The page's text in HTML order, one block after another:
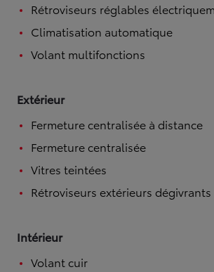
Rétroviseurs réglables
Climatisation automatique
Volant multifonctions
Extérieur
Fermeture centralisée à distance
Fermeture centralisée
Vitres teintées
Rétroviseurs extérieurs dégivrants
Intérieur
Volant cuir